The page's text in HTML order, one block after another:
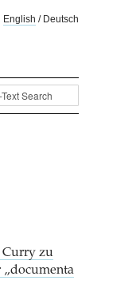
English / Deutsch
Curry zu
„documenta